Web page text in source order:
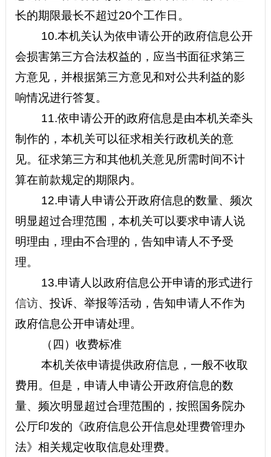
长的期限最长不超过20个工作日。
10.本机关认为依申请公开的政府信息公开
会损害第三方合法权益的，应当书面征求第三
方意见，并根据第三方意见和对公共利益的影
响情况进行答复。
11.依申请公开的政府信息是由本机关牵头
制作的，本机关可以征求相关行政机关的意
见。征求第三方和其他机关意见所需时间不计
算在前款规定的期限内。
12.申请人申请公开政府信息的数量、频次
明显超过合理范围，本机关可以要求申请人说
明理由，理由不合理的，告知申请人不予受
理。
13.申请人以政府信息公开申请的形式进行
信访、投诉、举报等活动，告知申请人不作为
政府信息公开申请处理。
（四）收费标准
本机关依申请提供政府信息，一般不收取
费用。但是，申请人申请公开政府信息的数
量、频次明显超过合理范围的，按照国务院办
公厅印发的《政府信息公开信息处理费管理办
法》相关规定收取信息处理费。